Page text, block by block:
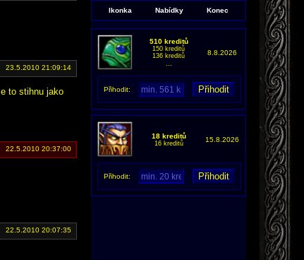
23.5.2010 21:09:14
to stihnu jako
22.5.2010 20:37:00
22.5.2010 20:07:35
Ikonka Nabídky Konec
510 kreditů
150 kreditů
136 kreditů
8.8.2026
Přihodit:
18 kreditů
16 kreditů 15.8.2026
Přihodit: